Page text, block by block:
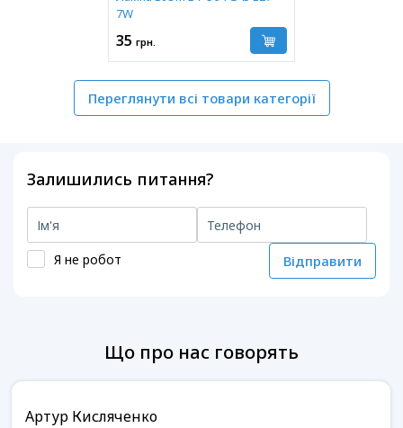
7W
35 грн.
Переглянути всі товари категорії
Залишились питання?
Я не робот Відправити
Що про нас говорять
Артур Кисляченко